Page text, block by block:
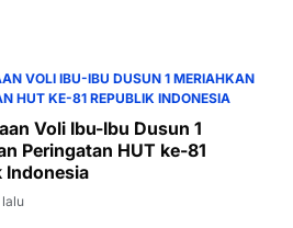
VOLI IBU-IBU DUSUN 1 MERIAHKAN
HUT KE-81 REPUBLIK INDONESIA
Voli Ibu-Ibu Dusun 1
Peringatan HUT ke-81
Indonesia